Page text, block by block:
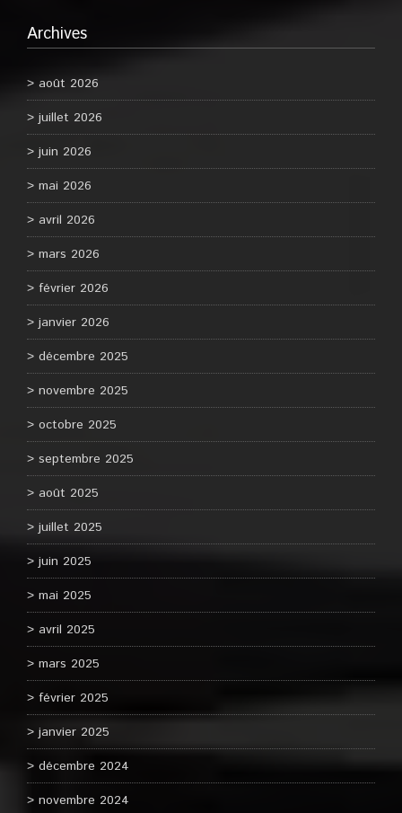
Archives
août 2026
juillet 2026
juin 2026
mai 2026
avril 2026
mars 2026
février 2026
janvier 2026
décembre 2025
novembre 2025
octobre 2025
septembre 2025
août 2025
juillet 2025
juin 2025
mai 2025
avril 2025
mars 2025
février 2025
janvier 2025
décembre 2024
novembre 2024